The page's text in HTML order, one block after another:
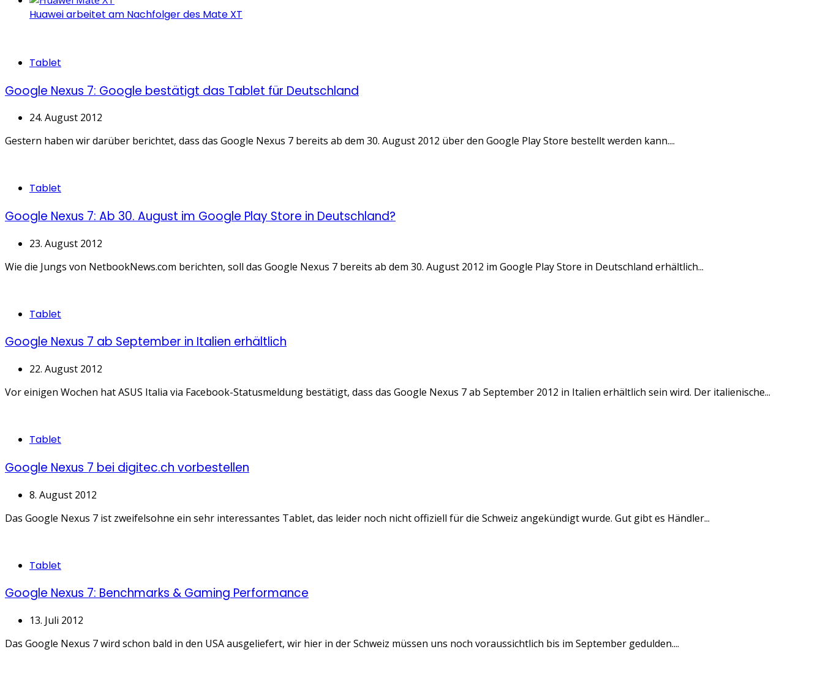
Huawei arbeitet am Nachfolger des Mate XT
Categories
Tablet
Google Nexus 7: Google bestätigt das Tablet für Deutschland
24. August 2012
Gestern haben wir darüber berichtet, dass das Google Nexus 7 bereits ab dem 30. August 2012 über den Google Play Store bestellt werden kann....
Categories
Tablet
Google Nexus 7: Ab 30. August im Google Play Store in Deutschland?
23. August 2012
Wie die Jungs von NetbookNews.com berichten, soll das Google Nexus 7 bereits ab dem 30. August 2012 im Google Play Store in Deutschland erhältlich...
Categories
Tablet
Google Nexus 7 ab September in Italien erhältlich
22. August 2012
Vor einigen Wochen hat ASUS Italia via Facebook-Statusmeldung bestätigt, dass das Google Nexus 7 ab September 2012 in Italien erhältlich sein wird. Der italienische...
Categories
Tablet
Google Nexus 7 bei digitec.ch vorbestellen
8. August 2012
Das Google Nexus 7 ist zweifelsohne ein sehr interessantes Tablet, das leider noch nicht offiziell für die Schweiz angekündigt wurde. Gut gibt es Händler...
Categories
Tablet
Google Nexus 7: Benchmarks & Gaming Performance
13. Juli 2012
Das Google Nexus 7 wird schon bald in den USA ausgeliefert, wir hier in der Schweiz müssen uns noch voraussichtlich bis im September gedulden....